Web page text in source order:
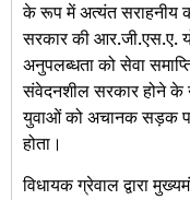
के रूप में अत्यंत सराहनीय
सरकार की आर.जी.एस.ए.
अनुपलब्धता को सेवा
संवेदनशील सरकार होने के
युवाओं को अचानक सड़क
होता।
विधायक ग्रेवाल द्वारा